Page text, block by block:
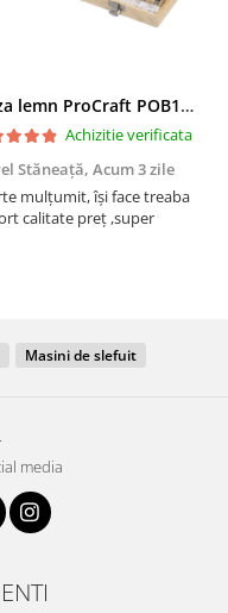
Freza lemn ProCraft POB1700, 1200 W, 2600 Rpm cu 12 freze pentru lemn incluse in pachet
Achizitie verificata
Stăneață, Acum 3 zile
își face treaba
calitate preț ,super
Masini de slefuit
media